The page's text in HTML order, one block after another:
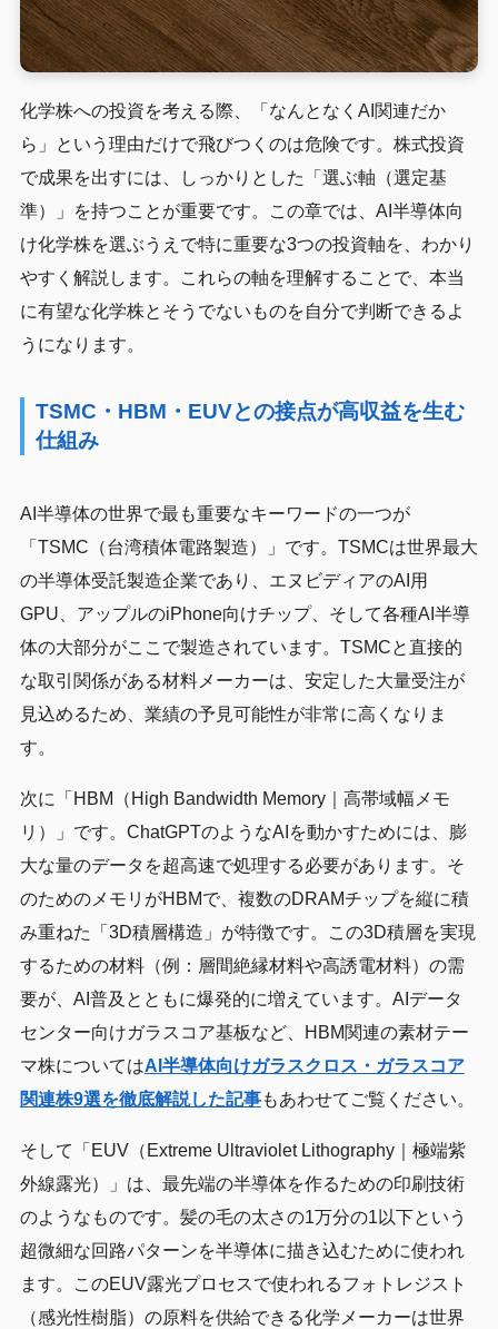
化学株への投資を考える際、「なんとなくAI関連だか
ら」という理由だけで飛びつくのは危険です。株式投資
で成果を出すには、しっかりとした「選ぶ軸（選定基
準）」を持つことが重要です。この章では、AI半導体向
け化学株を選ぶうえで特に重要な3つの投資軸を、わかり
やすく解説します。これらの軸を理解することで、本当
に有望な化学株とそうでないものを自分で判断できるよ
うになります。
TSMC・HBM・EUVとの接点が高収益を生む
仕組み
AI半導体の世界で最も重要なキーワードの一つが
「TSMC（台湾積体電路製造）」です。TSMCは世界最大
の半導体受託製造企業であり、エヌビディアのAI用
GPU、アップルのiPhone向けチップ、そして各種AI半導
体の大部分がここで製造されています。TSMCと直接的
な取引関係がある材料メーカーは、安定した大量受注が
見込めるため、業績の予見可能性が非常に高くなりま
す。
次に「HBM（High Bandwidth Memory｜高帯域幅メモ
リ）」です。ChatGPTのようなAIを動かすためには、膨
大な量のデータを超高速で処理する必要があります。そ
のためのメモリがHBMで、複数のDRAMチップを縦に積
み重ねた「3D積層構造」が特徴です。この3D積層を実現
するための材料（例：層間絶縁材料や高誘電材料）の需
要が、AI普及とともに爆発的に増えています。AIデータ
センター向けガラスコア基板など、HBM関連の素材テー
マ株についてはAI半導体向けガラスクロス・ガラスコア
関連株9選を徹底解説した記事もあわせてご覧ください。
そして「EUV（Extreme Ultraviolet Lithography｜極端紫
外線露光）」は、最先端の半導体を作るための印刷技術
のようなものです。髪の毛の太さの1万分の1以下という
超微細な回路パターンを半導体に描き込むために使われ
ます。このEUV露光プロセスで使われるフォトレジスト
（感光性樹脂）の原料を供給できる化学メーカーは世界